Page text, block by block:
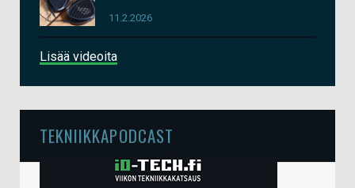
11.2.2026
Lisää videoita
TEKNIIKKAPODCAST